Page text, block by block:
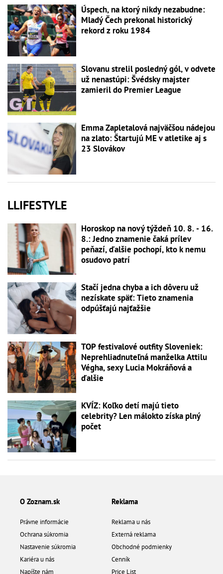
Úspech, na ktorý nikdy nezabudne:
Mladý Čech prekonal historický
rekord z roku 1984
Slovanu strelil posledný gól, v odvete
už nenastúpi: Švédsky majster
zamieril do Premier League
Emma Zapletalová najväčšou nádejou
na zlato: Štartujú ME v atletike aj s
23 Slovákov
LLIFESTYLE
Horoskop na nový týždeň 10. 8. - 16.
8.: Jedno znamenie čaká prílev
peňazí, ďalšie pochopí, kto k nemu
osudovo patrí
Stačí jedna chyba a ich dôveru už
nezískate späť: Tieto znamenia
odpúšťajú najťažšie
TOP festivalové outfity Sloveniek:
Neprehliadnuteľná manželka Attilu
Végha, sexy Lucia Mokráňová a
ďalšie
KVÍZ: Koľko detí majú tieto
celebrity? Len málokto získa plný
počet
O Zoznam.sk
Právne informácie
Ochrana súkromia
Nastavenie súkromia
Kariéra u nás
Napíšte nám
Reklama
Reklama u nás
Externá reklama
Obchodné podmienky
Cenník
Price List